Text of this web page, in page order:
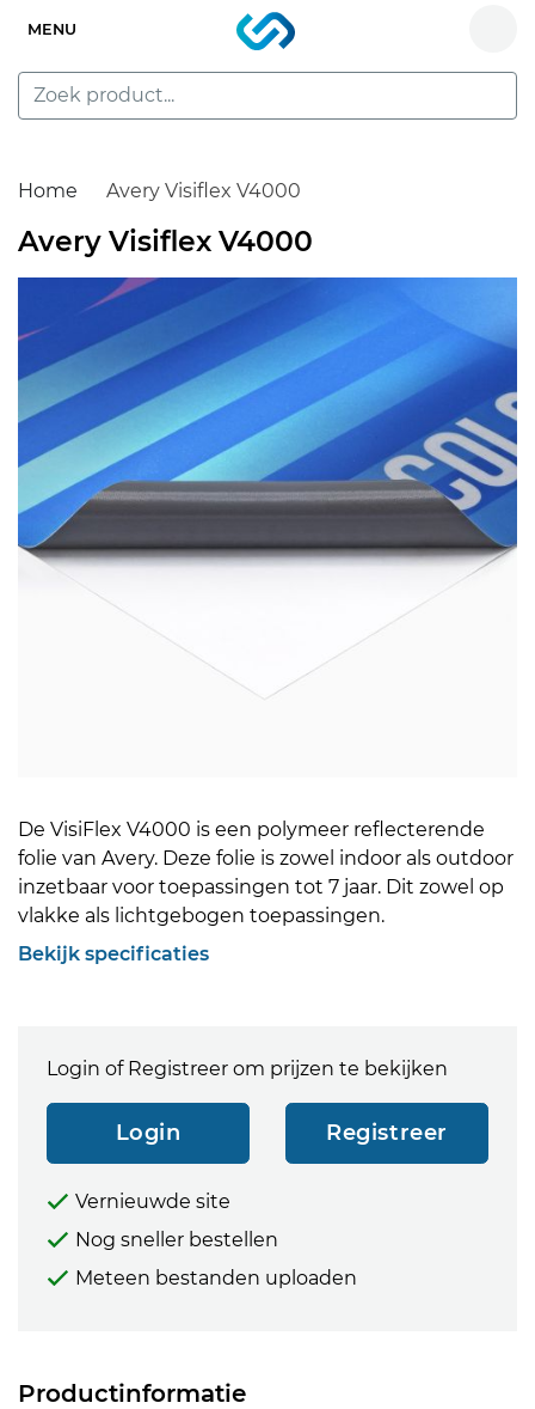
MENU
Home Avery Visiflex V4000
Productinformatie
Avery Visiflex V4000
De VisiFlex V4000 is een polymeer reflecterende
folie van Avery. Deze folie is zowel indoor als outdoor
inzetbaar voor toepassingen tot 7 jaar. Dit zowel op
vlakke als lichtgebogen toepassingen.
Bekijk specificaties
Login of Registreer om prijzen te bekijken
Login Registreer
Vernieuwde site
Nog sneller bestellen
Meteen bestanden uploaden